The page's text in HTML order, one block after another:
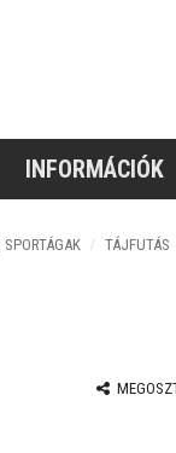
INFORMÁCIÓK
SPORTÁGAK
TÁJFUTÁS